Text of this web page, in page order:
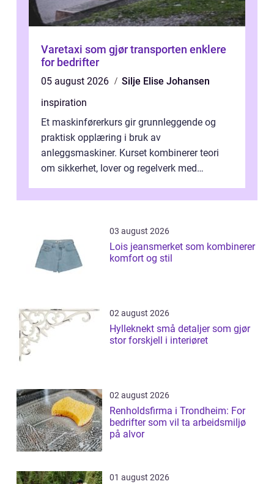
Varetaxi som gjør transporten enklere
for bedrifter
05 august 2026
Silje Elise Johansen
inspiration
Et maskinførerkurs gir grunnleggende og
praktisk opplæring i bruk av
anleggsmaskiner. Kurset kombinerer teori
om sikkerhet, lover og regelverk med
gravemaskin, hjullas...
03 august 2026
Lois jeansmerket som kombinerer
komfort og stil
02 august 2026
Hylleknekt små detaljer som gjør
stor forskjell i interiøret
02 august 2026
Renholdsfirma i Trondheim: For
bedrifter som vil ta arbeidsmiljø
på alvor
01 august 2026